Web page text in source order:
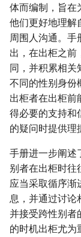
体而编制，旨在
他们更好地理解
周围人沟通。手
出，在出柜之前
同，并积累相关
不同的性别身份
出柜者在出柜前
得必要的支持和
的疑问时提供理
手册进一步阐述
别者在出柜时往
应当采取循序渐
息，并通过讨论
并接受跨性别者
的时机出柜尤为